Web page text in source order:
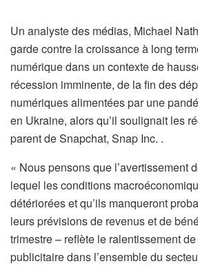
Un analyste des médias, Michael
garde contre la croissance à long
numérique dans un contexte de
récession imminente, de la fin des
numériques alimentées par une
en Ukraine, alors qu’il soulignait les
parent de Snapchat, Snap Inc. .
« Nous pensons que l’avertissement
lequel les conditions
détériorées et qu’ils manqueront
leurs prévisions de revenus et de
trimestre – reflète le ralentissement
publicitaire dans l’ensemble du